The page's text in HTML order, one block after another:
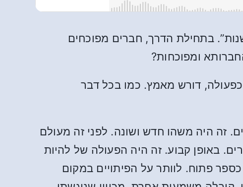
בתחילת הדרך, חברים מפוכחים
ומפוכחות?
כפעולה, דורש מאמץ. כמו בכל דבר
זה היה משהו חדש ושונה. לפני זה מעולם
באופן קבוע. זה היה הפעולה של להיות
פתוח. לוותר על הפיתויים במקום